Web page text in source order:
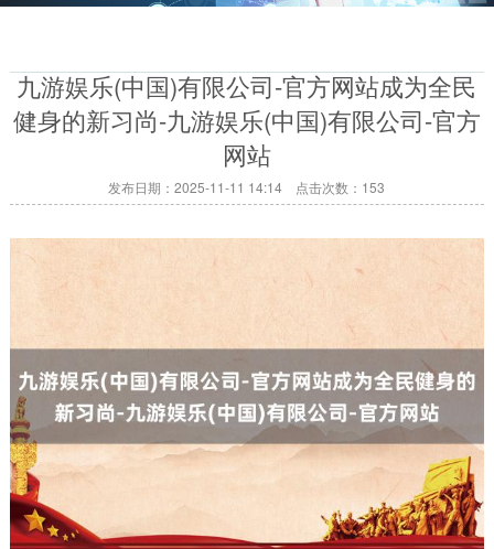
九游娱乐(中国)有限公司-官方网站成为全民
健身的新习尚-九游娱乐(中国)有限公司-官方
网站
发布日期：2025-11-11 14:14 点击次数：153